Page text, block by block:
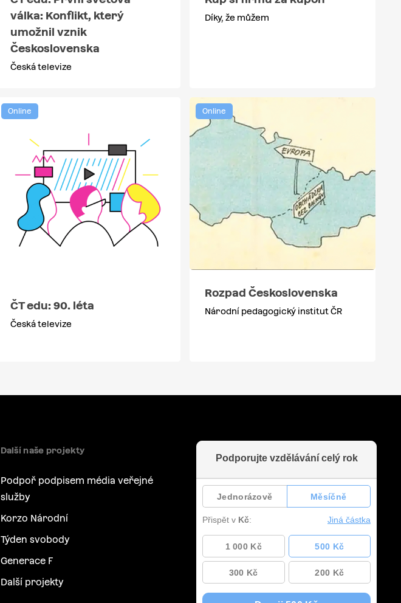
válka: Konflikt, který
umožnil vznik
Československa
Česká televize
Díky, že můžem
Online
ČT edu: 90. léta
Česká televize
Online
Rozpad Československa
Národní pedagogický institut ČR
Další naše projekty
Podpoř podpisem média veřejné
služby
Korzo Národní
Týden svobody
Generace F
Další projekty